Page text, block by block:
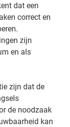
dat een
correct en
zijn
en als
zijn dat de
de noodzaak
kan